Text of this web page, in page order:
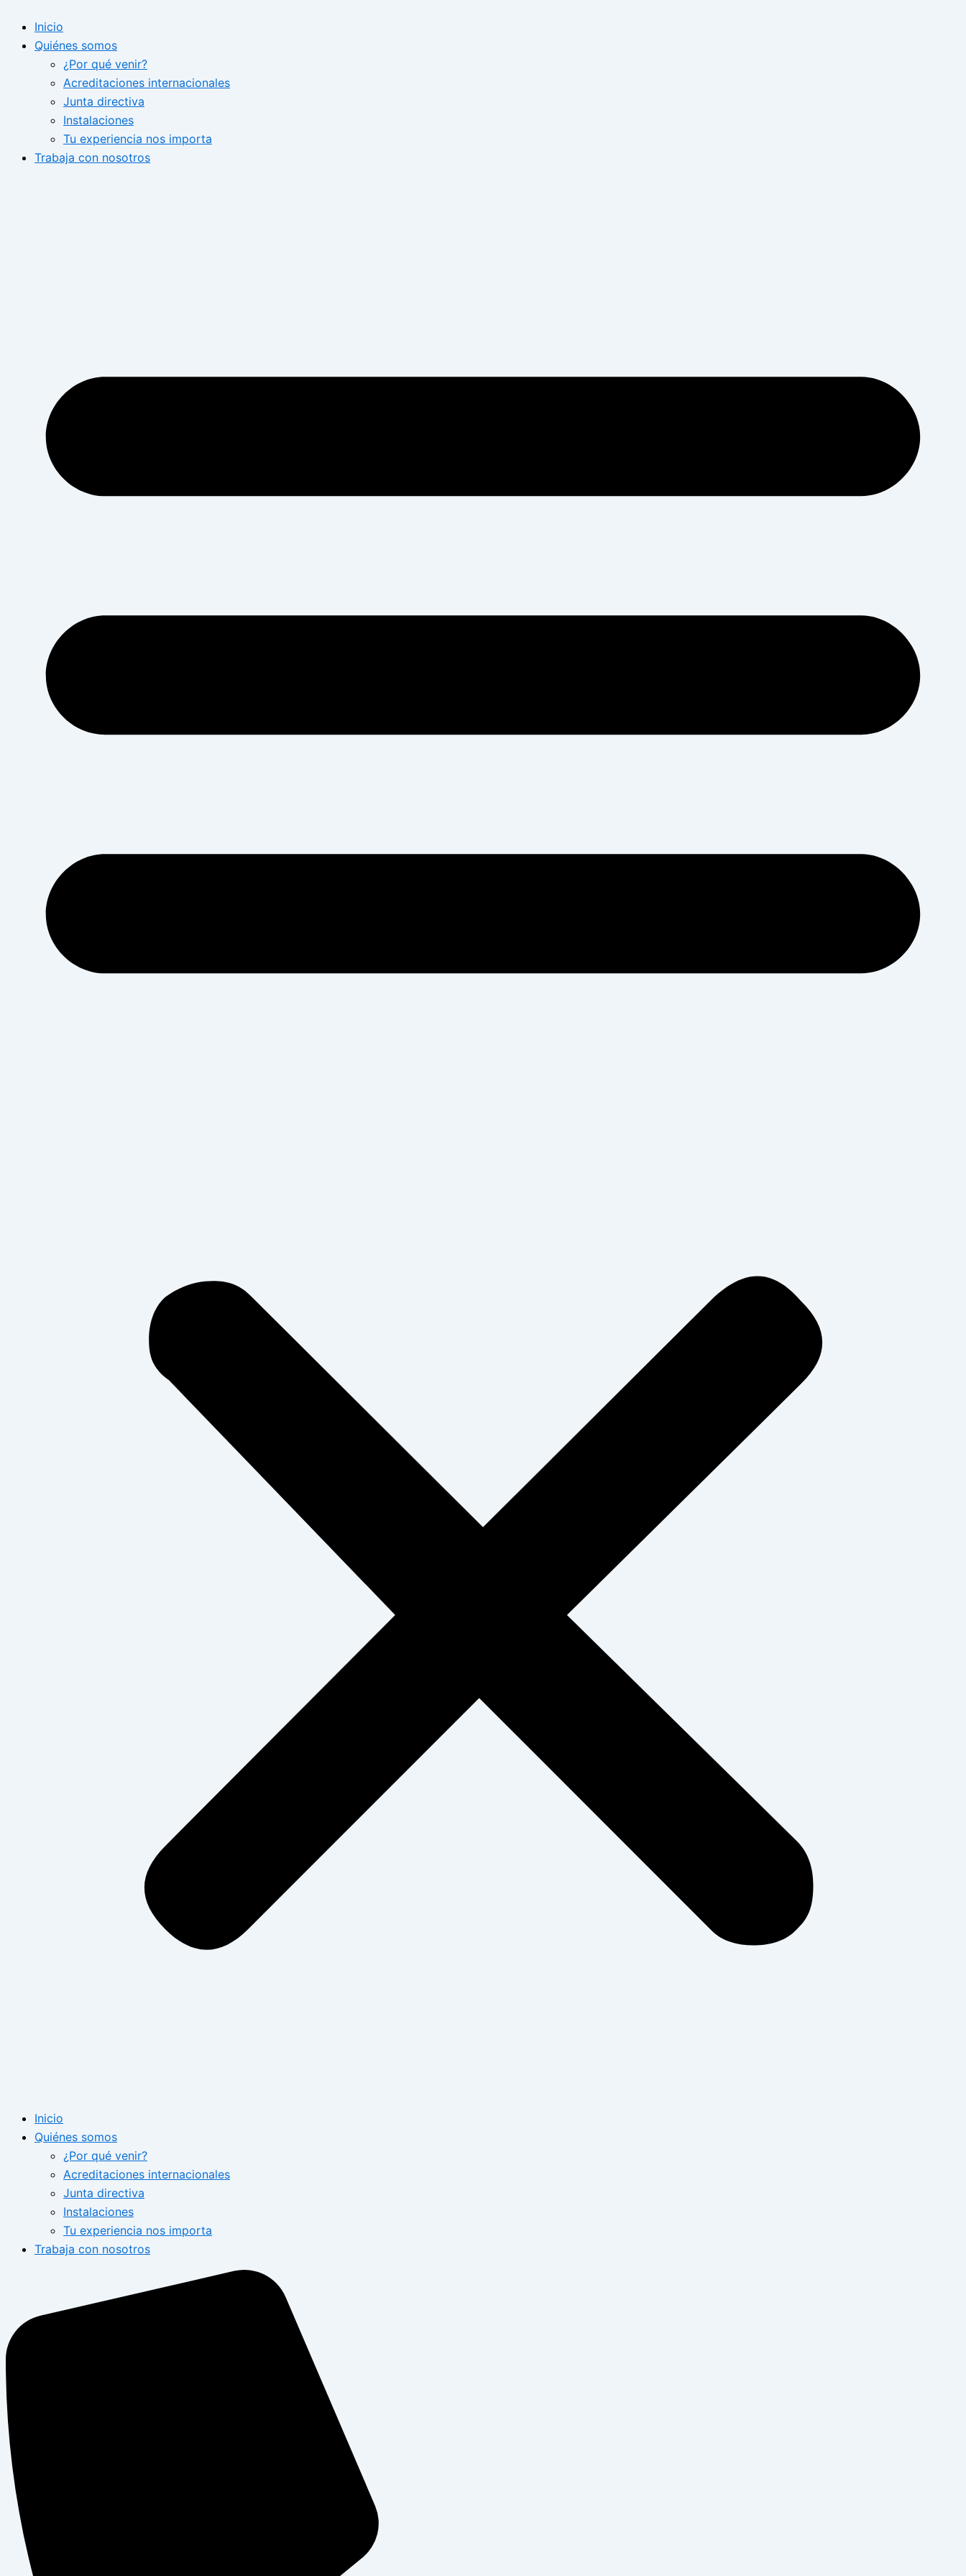
contenido
Inicio
Quiénes somos
¿Por qué venir?
Acreditaciones internacionales
Junta directiva
Instalaciones
Tu experiencia nos importa
Trabaja con nosotros
Inicio
Quiénes somos
¿Por qué venir?
Acreditaciones internacionales
Junta directiva
Instalaciones
Tu experiencia nos importa
Trabaja con nosotros